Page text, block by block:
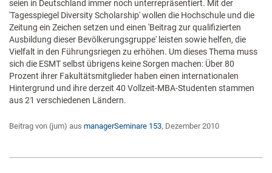
seien in Deutschland immer noch unterrepräsentiert. Mit der
'Tagesspiegel Diversity Scholarship' wollen die Hochschule und die
Zeitung ein Zeichen setzen und einen 'Beitrag zur qualifizierten
Ausbildung dieser Bevölkerungsgruppe' leisten sowie helfen, die
Vielfalt in den Führungsriegen zu erhöhen. Um dieses Thema muss
sich die ESMT selbst übrigens keine Sorgen machen: Über 80
Prozent ihrer Fakultätsmitglieder haben einen internationalen
Hintergrund und ihre derzeit 40 Vollzeit-MBA-Studenten stammen
aus 21 verschiedenen Ländern.
Beitrag von (jum) aus managerSeminare 153, Dezember 2010